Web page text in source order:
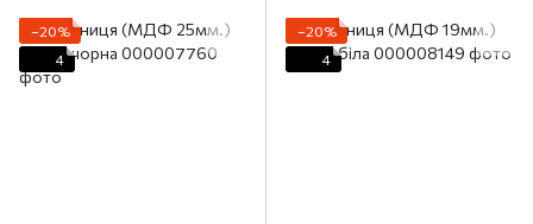
−20%
4
−20%
4